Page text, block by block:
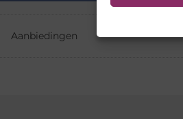
Aanbiedingen